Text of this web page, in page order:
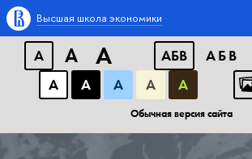
A A A АБB АБB
А
А А А А
Обычная версия сайта
Высшая школа экономики